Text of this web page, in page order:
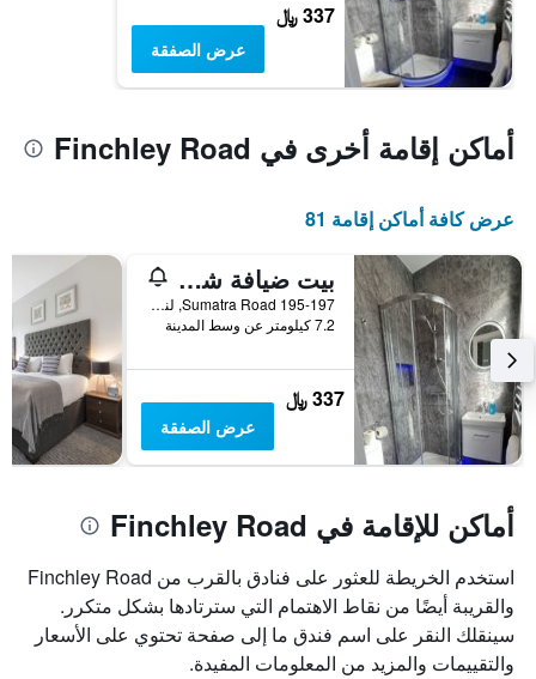
337 ﷼
عرض الصفقة
أماكن إقامة أخرى في Finchley Road
عرض كافة أماكن إقامة 81
بيت ضيافة شارلوت
195-197 Sumatra Road, لندن, المملكة المتحدة
7.2 كيلومتر عن وسط المدينة
337 ﷼
عرض الصفقة
أماكن للإقامة في Finchley Road
استخدم الخريطة للعثور على فنادق بالقرب من Finchley Road
والقريبة أيضًا من نقاط الاهتمام التي سترتادها بشكل متكرر.
سينقلك النقر على اسم فندق ما إلى صفحة تحتوي على الأسعار
والتقييمات والمزيد من المعلومات المفيدة.